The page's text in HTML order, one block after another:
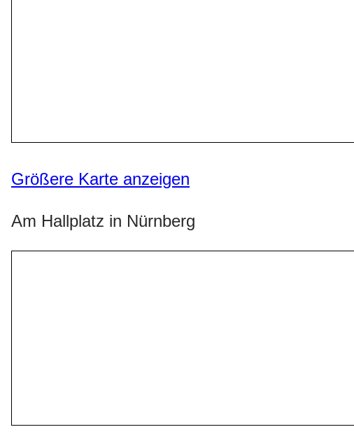
Größere Karte anzeigen
Am Hallplatz in Nürnberg